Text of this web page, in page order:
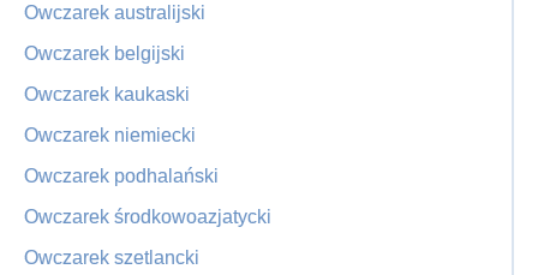
Owczarek australijski
Owczarek belgijski
Owczarek kaukaski
Owczarek niemiecki
Owczarek podhalański
Owczarek środkowoazjatycki
Owczarek szetlancki